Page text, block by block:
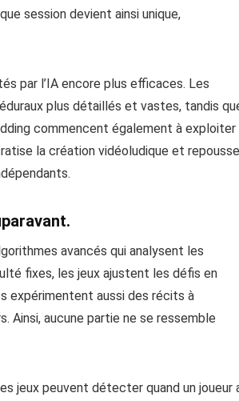
session devient ainsi unique,
par l’IA encore plus efficaces. Les
plus détaillés et vastes, tandis
commencent également à exploiter
la création vidéoludique et repousse
avancés qui analysent les
fixes, les jeux ajustent les défis en
expérimentent aussi des récits à
Ainsi, aucune partie ne se ressemble
jeux peuvent détecter quand un joueur